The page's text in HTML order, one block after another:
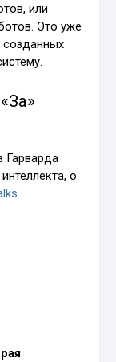
или
Это уже
Гарварда
о